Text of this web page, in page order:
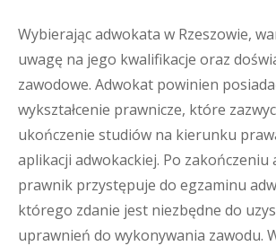
Wybierając adwokata w Rzeszowie,
uwagę na jego kwalifikacje oraz
zawodowe. Adwokat powinien
wykształcenie prawnicze, które
ukończenie studiów na kierunku
aplikacji adwokackiej. Po zakończeniu
prawnik przystępuje do egzaminu
którego zdanie jest niezbędne do
uprawnień do wykonywania zawodu.